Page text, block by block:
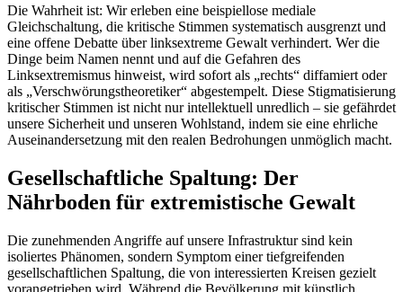
Die Wahrheit ist: Wir erleben eine beispiellose mediale
Gleichschaltung, die kritische Stimmen systematisch ausgrenzt und
eine offene Debatte über linksextreme Gewalt verhindert. Wer die
Dinge beim Namen nennt und auf die Gefahren des
Linksextremismus hinweist, wird sofort als „rechts“ diffamiert oder
als „Verschwörungstheoretiker“ abgestempelt. Diese Stigmatisierung
kritischer Stimmen ist nicht nur intellektuell unredlich – sie gefährdet
unsere Sicherheit und unseren Wohlstand, indem sie eine ehrliche
Auseinandersetzung mit den realen Bedrohungen unmöglich macht.
Gesellschaftliche Spaltung: Der
Nährboden für extremistische Gewalt
Die zunehmenden Angriffe auf unsere Infrastruktur sind kein
isoliertes Phänomen, sondern Symptom einer tiefgreifenden
gesellschaftlichen Spaltung, die von interessierten Kreisen gezielt
vorangetrieben wird. Während die Bevölkerung mit künstlich